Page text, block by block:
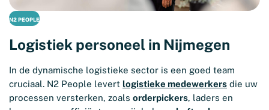
N2 PEOPLE
Logistiek personeel in Nijmegen
In de dynamische logistieke sector is een goed team
cruciaal. N2 People levert logistieke medewerkers die uw
processen versterken, zoals orderpickers, laders en